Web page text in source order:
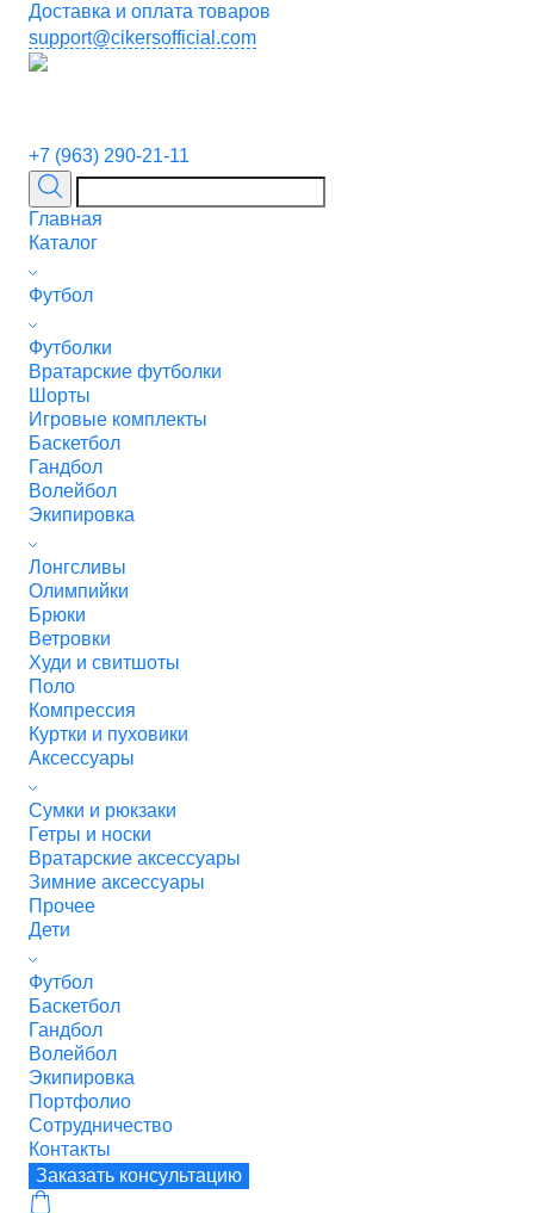
Доставка и оплата товаров
support@cikersofficial.com
+7 (963) 290-21-11
Главная
Каталог
Футбол
Футболки
Вратарские футболки
Шорты
Игровые комплекты
Баскетбол
Гандбол
Волейбол
Экипировка
Лонгсливы
Олимпийки
Брюки
Ветровки
Худи и свитшоты
Поло
Компрессия
Куртки и пуховики
Аксессуары
Сумки и рюкзаки
Гетры и носки
Вратарские аксессуары
Зимние аксессуары
Прочее
Дети
Футбол
Баскетбол
Гандбол
Волейбол
Экипировка
Портфолио
Сотрудничество
Контакты
Заказать консультацию